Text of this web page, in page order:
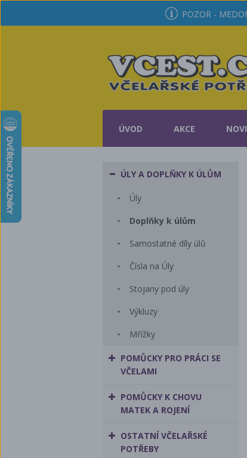
POZOR -
ÚVOD AKCE
ÚLY A DOPLŇKY K ÚLŮM
Úly
Doplňky k úlům
Samostatné díly úlů
Čísla na Úly
Stojany pod úly
Výkluzy
Mřížky
POMŮCKY PRO PRÁCI SE
VČELAMI
POMŮCKY K CHOVU
MATEK A ROJENÍ
OSTATNÍ VČELAŘSKÉ
POTŘEBY